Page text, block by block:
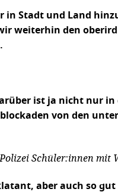
Stadt und Land
weiterhin den
ist ja nicht nur
von den
Schüler:innen mit
aber auch so